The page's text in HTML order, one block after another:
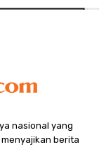
nasional yang
berita